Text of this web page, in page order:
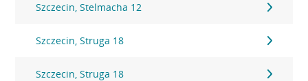
Szczecin, Stelmacha 12
Szczecin, Struga 18
Szczecin, Struga 18